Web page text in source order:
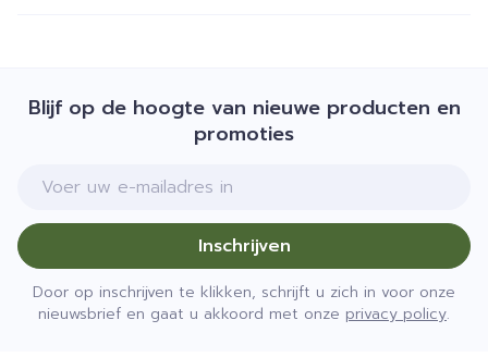
Blijf op de hoogte van nieuwe producten en
promoties
E-mail adres
Inschrijven
Door op inschrijven te klikken, schrijft u zich in voor onze
nieuwsbrief en gaat u akkoord met onze privacy policy.